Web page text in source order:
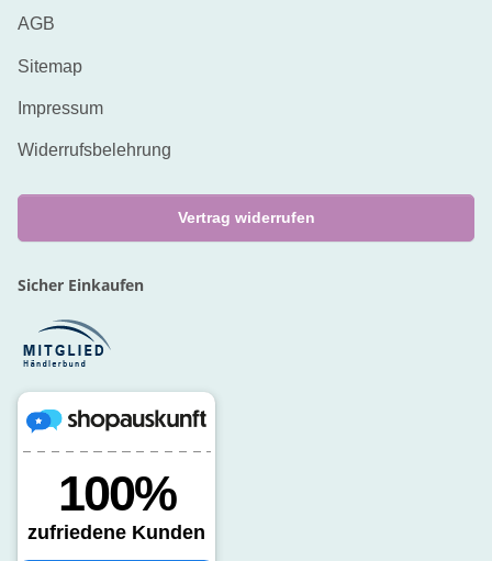
AGB
Sitemap
Impressum
Widerrufsbelehrung
Vertrag widerrufen
Sicher Einkaufen